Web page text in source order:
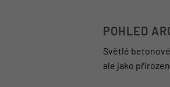
POHLED
Světlé
ale jako